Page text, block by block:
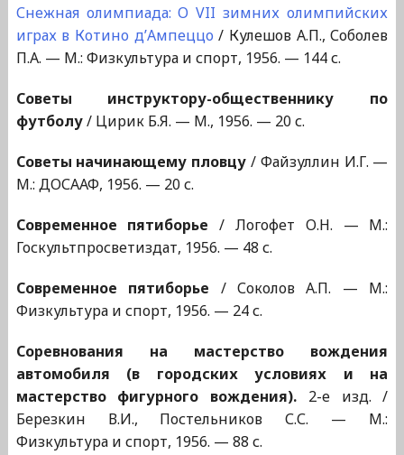
Снежная олимпиада: О VII зимних олимпийских
играх в Котино д’Ампеццо / Кулешов А.П., Соболев
П.А. — М.: Физкультура и спорт, 1956. — 144 с.
Советы инструктору-общественнику по
футболу/ Цирик Б.Я. — М., 1956. — 20 с.
Советы начинающему пловцу / Файзуллин И.Г. —
М.: ДОСААФ, 1956. — 20 с.
Современное пятиборье / Логофет О.Н. — М.:
Госкультпросветиздат, 1956. — 48 с.
Современное пятиборье / Соколов А.П. — М.:
Физкультура и спорт, 1956. — 24 с.
Соревнования на мастерство вождения
автомобиля (в городских условиях и на
мастерство фигурного вождения). 2-е изд. /
Березкин В.И., Постельников С.С. — М.:
Физкультура и спорт, 1956. — 88 с.